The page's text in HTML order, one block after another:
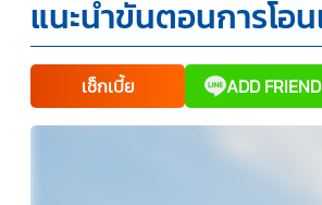
ข้าพเจ้ารับทราบนโยบายคุ้มครองข้อมูลส่ว
ให้บริษัท SILKSPAN อินชัวรันซ์ โบรกเกอร์
บริษัทในเครือที่เกี่ยวข้องกัน ตลอดจนคู่ค้าท
พันธมิตรของบริษัทเหล่านี้ สามารถเก็บ ใช้ แ
ข้อมูลส่วนบุคคลและข้อมูลส่วนบุคคลที่มีคว
ข้าพเจ้า เพื่อวัตถุประสงค์ในการดำเนินการ
ข้อมูลสำหรับการขายผลิตภัณฑ์ การจัดทำรา
ขายและการตลาด แจ้งสิทธิประโยชน์หรือข่
แนะนำขั้นตอนการโอ
เช็กเบี้ย ADD FRIEND